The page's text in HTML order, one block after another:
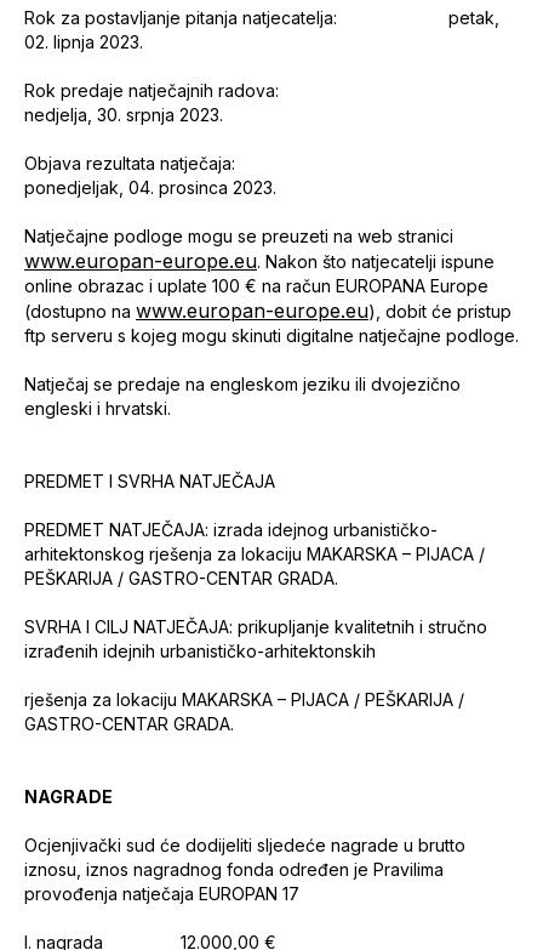
Rok za postavljanje pitanja natjecatelja: petak,
02. lipnja 2023.
Rok predaje natječajnih radova:
nedjelja, 30. srpnja 2023.
Objava rezultata natječaja:
ponedjeljak, 04. prosinca 2023.
Natječajne podloge mogu se preuzeti na web stranici
www.europan-europe.eu. Nakon što natjecatelji ispune
online obrazac i uplate 100 € na račun EUROPANA Europe
(dostupno na www.europan-europe.eu), dobit će pristup
ftp serveru s kojeg mogu skinuti digitalne natječajne podloge.
Natječaj se predaje na engleskom jeziku ili dvojezično
engleski i hrvatski.
PREDMET I SVRHA NATJEČAJA
PREDMET NATJEČAJA: izrada idejnog urbanističko-
arhitektonskog rješenja za lokaciju MAKARSKA – PIJACA /
PEŠKARIJA / GASTRO-CENTAR GRADA.
SVRHA I CILJ NATJEČAJA: prikupljanje kvalitetnih i stručno
izrađenih idejnih urbanističko-arhitektonskih
rješenja za lokaciju MAKARSKA – PIJACA / PEŠKARIJA /
GASTRO-CENTAR GRADA.
NAGRADE
Ocjenjivački sud će dodijeliti sljedeće nagrade u brutto
iznosu, iznos nagradnog fonda određen je Pravilima
provođenja natječaja EUROPAN 17
I. nagrada 12.000,00 €